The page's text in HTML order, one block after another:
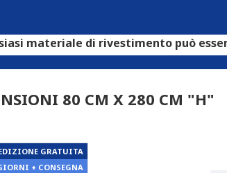
di rivestimento può essere
80 CM X 280 CM "H"
GRATUITA
+ CONSEGNA